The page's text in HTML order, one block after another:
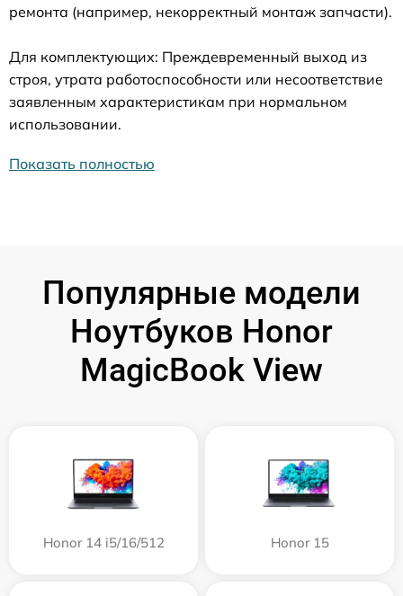
ремонта (например, некорректный монтаж запчасти).
Для комплектующих: Преждевременный выход из
строя, утрата работоспособности или несоответствие
заявленным характеристикам при нормальном
использовании.
Показать полностью
Популярные модели
Ноутбуков Honor
MagicBook View
Honor 14 i5/16/512 Honor 15